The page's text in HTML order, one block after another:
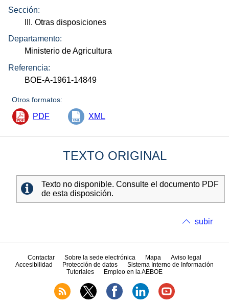
Sección:
III. Otras disposiciones
Departamento:
Ministerio de Agricultura
Referencia:
BOE-A-1961-14849
Otros formatos:
PDF XML
TEXTO ORIGINAL
Texto no disponible. Consulte el documento PDF
de esta disposición.
subir
Contactar Sobre la sede electrónica Mapa
Aviso legal
Accesibilidad
Protección de datos
Sistema Interno de Información
Tutoriales
Empleo en la AEBOE